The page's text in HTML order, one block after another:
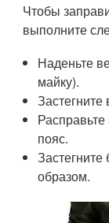
Чтобы
выполните
Наденьте
майку).
пояс.
образом.